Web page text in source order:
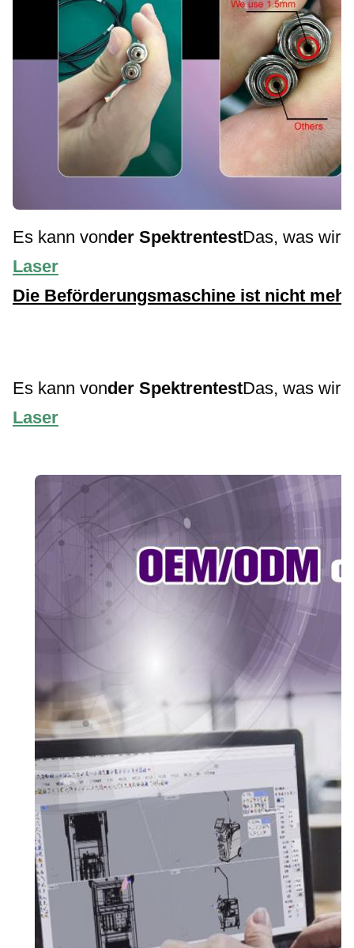
Es kann vonder SpektrentestDas, was wir
Laser
Die Beförderungsmaschine ist nicht
Es kann vonder SpektrentestDas, was wir
Laser